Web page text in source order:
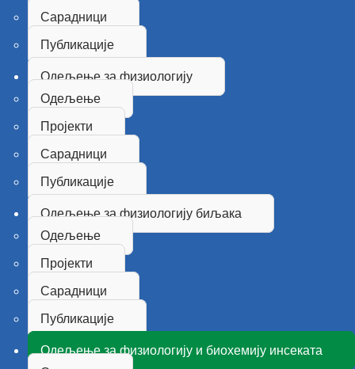
Сарадници
Публикације
Одељење за физиологију
Одељење
Пројекти
Сарадници
Публикације
Одељење за физиологију биљака
Одељење
Пројекти
Сарадници
Публикације
Одељење за физиологију и биохемију инсеката